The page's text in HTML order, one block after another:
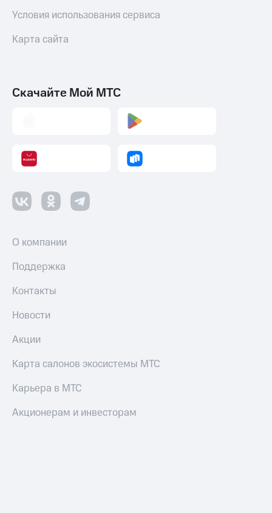
Условия использования сервиса
Карта сайта
Скачайте Мой МТС
О компании
Поддержка
Контакты
Новости
Акции
Карта салонов экосистемы МТС
Карьера в МТС
Акционерам и инвесторам